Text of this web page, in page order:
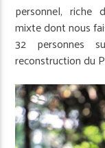
personnel, riche
mixte dont nous
32 personnes
reconstruction du